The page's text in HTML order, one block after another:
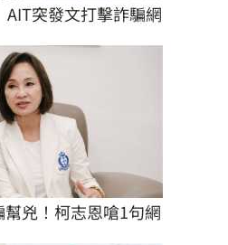
AIT突發文打擊詐騙網
兇！柯志恩嗆1句網